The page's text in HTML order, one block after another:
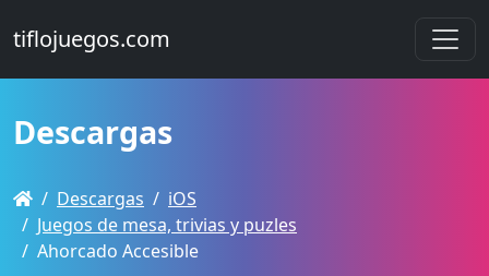
tiflojuegos.com
Descargas
Descargas
iOS
Juegos de mesa, trivias y puzles
Ahorcado Accesible